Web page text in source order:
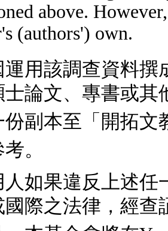
above.
(authors') own.
運用該調查資料
論文、專書或
副本至「開拓
。
人如果違反上述
際之法律，經